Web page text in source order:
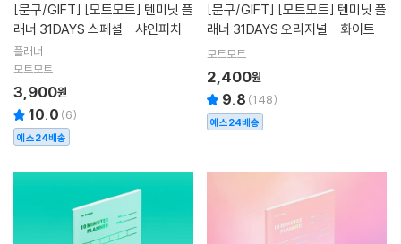
[문구/GIFT]
래너 31DAYS 스페셜 - 샤인피치
플래너
모트모트
3,900원
10.0 (6)
예스24배송
[문구/GIFT]
래너 31DAYS 오리지널 - 화이트
모트모트
2,400원
9.8 (148)
예스24배송